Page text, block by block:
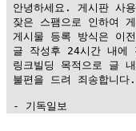
안녕하세요. 게시판 사
잦은 스팸으로 인하여
게시물 등록 방식은 이
글 작성후 24시간 내에
링크빌딩 목적으로 글
불편을 드려 죄송합니다
- 기독일보